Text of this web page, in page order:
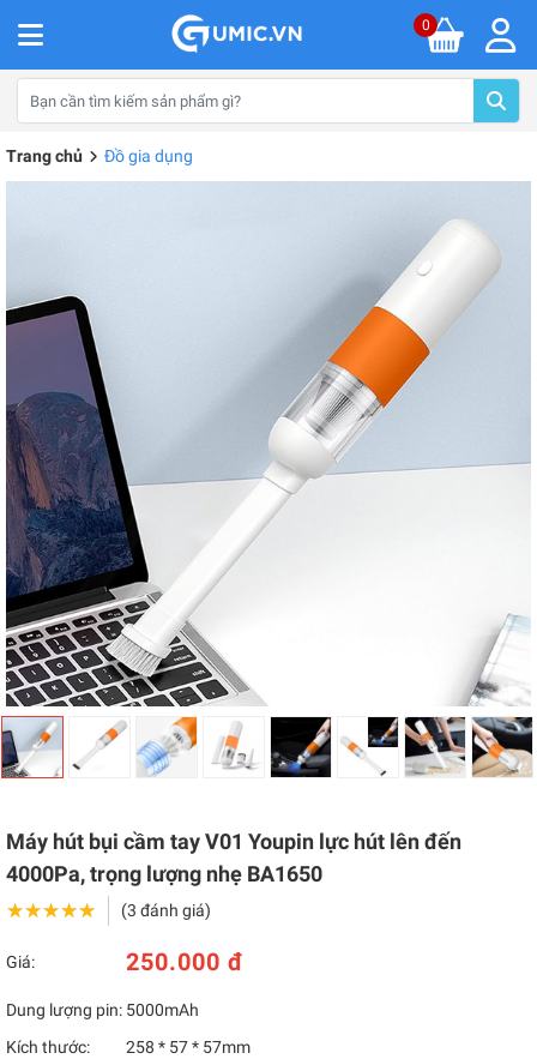
0
Trang chủ Đồ gia dụng
Máy hút bụi cầm tay V01 Youpin lực hút lên đến
4000Pa, trọng lượng nhẹ BA1650
★★★★★
★★★★★ (3 đánh giá)
Giá: 250.000 đ
Dung lượng pin: 5000mAh
Kích thước:
258 * 57 * 57mm